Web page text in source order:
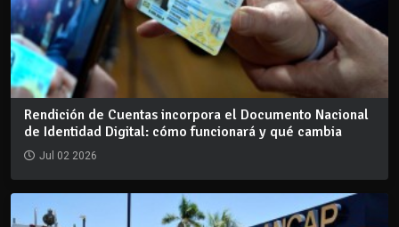
Rendición de Cuentas incorpora el Documento Nacional
de Identidad Digital: cómo funcionará y qué cambia
Jul 02 2026